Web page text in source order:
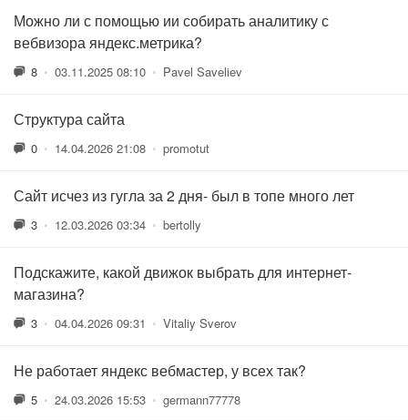
Можно ли с помощью ии собирать аналитику с
вебвизора яндекс.метрика?
8 • 03.11.2025 08:10 • Pavel Saveliev
Структура сайта
0 • 14.04.2026 21:08 • promotut
Сайт исчез из гугла за 2 дня- был в топе много лет
3 • 12.03.2026 03:34 • bertolly
Подскажите, какой движок выбрать для интернет-
магазина?
3 • 04.04.2026 09:31 • Vitaliy Sverov
Не работает яндекс вебмастер, у всех так?
5 • 24.03.2026 15:53 • germann77778